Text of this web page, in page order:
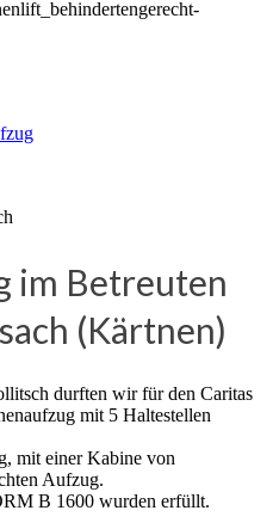
im Betreuten
(Kärtnen)
durften wir für den Caritas
mit 5 Haltestellen
mit einer Kabine von
Aufzug.
B 1600 wurden erfüllt.